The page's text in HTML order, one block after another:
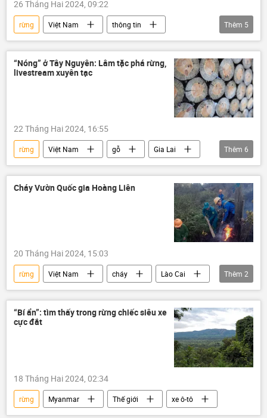
26 Tháng Hai 2024, 09:22
rừng Việt Nam
thông tin
Cháy rừng
Phú Quốc
Thời tiết
khí hậu
biến đổi khí hậu
Thêm 5
“Nóng” ở Tây Nguyên: Lâm tặc phá rừng,
livestream xuyên tạc
22 Tháng Hai 2024, 16:55
rừng Việt Nam gỗ
Gia Lai
Tây Nguyên
trái phép
môi trường
vận chuyển
vi phạm Pháp luật
Thêm 6
Cháy Vườn Quốc gia Hoàng Liên
20 Tháng Hai 2024, 15:03
rừng Việt Nam cháy
Lào Cai
Cháy rừng
thiên nhiên
Thêm 2
“Bí ẩn”: tìm thấy trong rừng chiếc siêu xe
cực đắt
18 Tháng Hai 2024, 02:34
rừng Myanmar Thế giới xe ô-tô